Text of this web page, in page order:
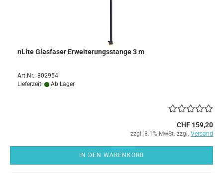
nLite Glasfaser Erweiterungsstange 3 m
Art.Nr.: 802954
Lieferzeit:
Ab Lager
CHF 159,20
zzgl. 8.1% MwSt. zzgl. Versand
IN DEN WARENKORB